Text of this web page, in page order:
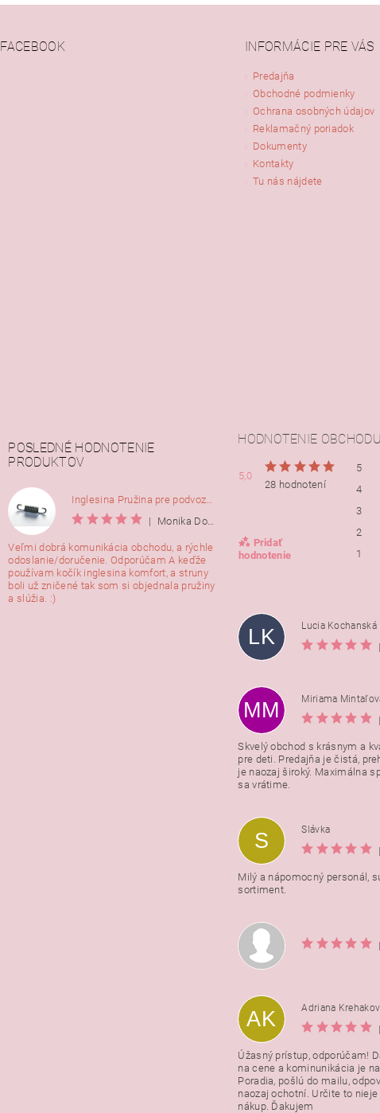
FACEBOOK INFORMÁCIE PRE VÁS
Predajňa
Obchodné podmienky
Ochrana osobných údajov
Reklamačný poriadok
Dokumenty
Kontakty
Tu nás nájdete
POSLEDNÉ HODNOTENIE
PRODUKTOV
Inglesina Pružina pre podvozok Comfort, 2ks
|
Monika Dorušáková
Veľmi dobrá komunikácia obchodu, a rýchle
odoslanie/doručenie. Odporúčam A keďže
používam kočík inglesina komfort, a struny
boli už zničené tak som si objednala pružiny
a slúžia. :)
HODNOTENIE OBCHODU
5,0
28 hodnotení
Pridať
hodnotenie
5
4
3
2
1
Vložením hodnotenie
podmienkami ochrany
LK
Lucia Kochanská
MM
Miriama
Skvelý obchod s krásnym a
pre deti. Predajňa je čistá,
je naozaj široký. Maximálna
sa vrátime.
S
Slávka
Milý a nápomocný personál,
sortiment.
AK
Adriana
Úžasný prístup, odporúčam!
na cene a kominunikácia je
Poradia, pošlú do mailu,
naozaj ochotní. Určite to
nákup. Ďakujem